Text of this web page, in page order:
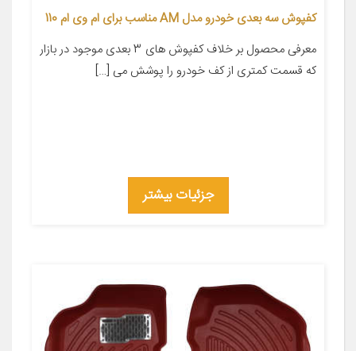
کفپوش سه بعدی خودرو مدل AM مناسب برای ام وی ام 110
معرفی محصول بر خلاف کفپوش های 3 بعدی موجود در بازار
که قسمت کمتری از کف خودرو را پوشش می […]
جزئیات بیشتر